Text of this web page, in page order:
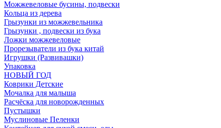
Можжевеловые бусины, подвески
Кольца из дерева
Грызунки из можжевельника
Грызунки , подвески из бука
Ложки можжевеловые
Прорезыватели из бука китай
Игрушки (Развивашки)
Упаковка
НОВЫЙ ГОД
Коврики Детские
Мочалка для малыша
Расчёска для новорожденных
Пустышки
Муслиновые Пеленки